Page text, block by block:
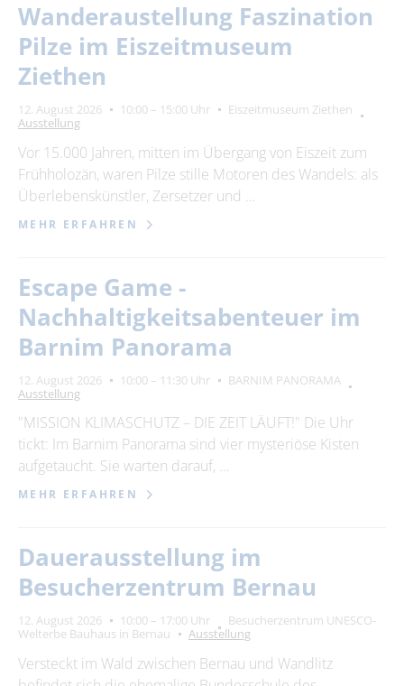
Wanderaustellung Faszination
Pilze im Eiszeitmuseum
Ziethen
12. August 2026 10:00 – 15:00 Uhr
Eiszeitmuseum Ziethen
Ausstellung
Vor 15.000 Jahren, mitten im Übergang von Eiszeit zum
Frühholozän, waren Pilze stille Motoren des Wandels: als
Überlebenskünstler, Zersetzer und …
MEHR ERFAHREN
Escape Game -
Nachhaltigkeitsabenteuer im
Barnim Panorama
12. August 2026 10:00 – 11:30 Uhr
BARNIM PANORAMA
Ausstellung
"MISSION KLIMASCHUTZ – DIE ZEIT LÄUFT!" Die Uhr
tickt: Im Barnim Panorama sind vier mysteriöse Kisten
aufgetaucht. Sie warten darauf, …
MEHR ERFAHREN
Dauerausstellung im
Besucherzentrum Bernau
12. August 2026 10:00 – 17:00 Uhr
Besucherzentrum UNESCO-
Welterbe Bauhaus in Bernau
Ausstellung
Versteckt im Wald zwischen Bernau und Wandlitz